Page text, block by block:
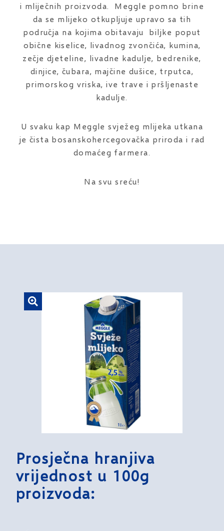
i mliječnih proizvoda. Meggle pomno brine
da se mlijeko otkupljuje upravo sa tih
područja na kojima obitavaju biljke poput
obične kiselice, livadnog zvončića, kumina,
zečje djeteline, livadne kadulje, bedrenike,
dinjice, čubara, majčine dušice, trputca,
primorskog vriska, ive trave i pršljenaste
kadulje.
U svaku kap Meggle svježeg mlijeka utkana
je čista bosanskohercegovačka priroda i rad
domaćeg farmera.
Na svu sreću!
Prosječna hranjiva
vrijednost u 100g
proizvoda: